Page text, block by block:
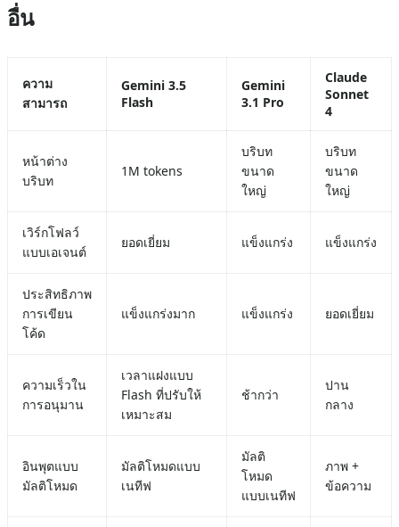
อื่น
ความ
สามารถ
Gemini 3.5
Flash
Gemini
3.1 Pro
Claude
Sonnet
4
หน้าต่าง
บริบท
1M tokens
บริบท
ขนาด
ใหญ่
บริบท
ขนาด
ใหญ่
เวิร์กโฟลว์
แบบเอเจนต์
ยอดเยี่ยม แข็งแกร่ง แข็งแกร่ง
ประสิทธิภาพ
การเขียน
โค้ด
แข็งแกร่งมาก แข็งแกร่ง ยอดเยี่ยม
ความเร็วใน
การอนุมาน
เวลาแฝงแบบ
Flash ที่ปรับให้
เหมาะสม
ช้ากว่า
ปาน
กลาง
อินพุตแบบ
มัลติโหมด
มัลติโหมดแบบ
เนทีฟ
มัลติ
โหมด
แบบเนทีฟ
ภาพ +
ข้อความ